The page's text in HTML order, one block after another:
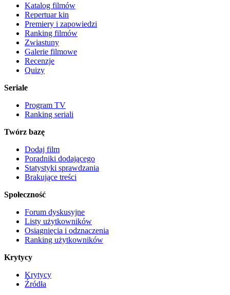
Katalog filmów
Repertuar kin
Premiery i zapowiedzi
Ranking filmów
Zwiastuny
Galerie filmowe
Recenzje
Quizy
Seriale
Program TV
Ranking seriali
Twórz bazę
Dodaj film
Poradniki dodającego
Statystyki sprawdzania
Brakujące treści
Społeczność
Forum dyskusyjne
Listy użytkowników
Osiągnięcia i odznaczenia
Ranking użytkowników
Krytycy
Krytycy
Źródła